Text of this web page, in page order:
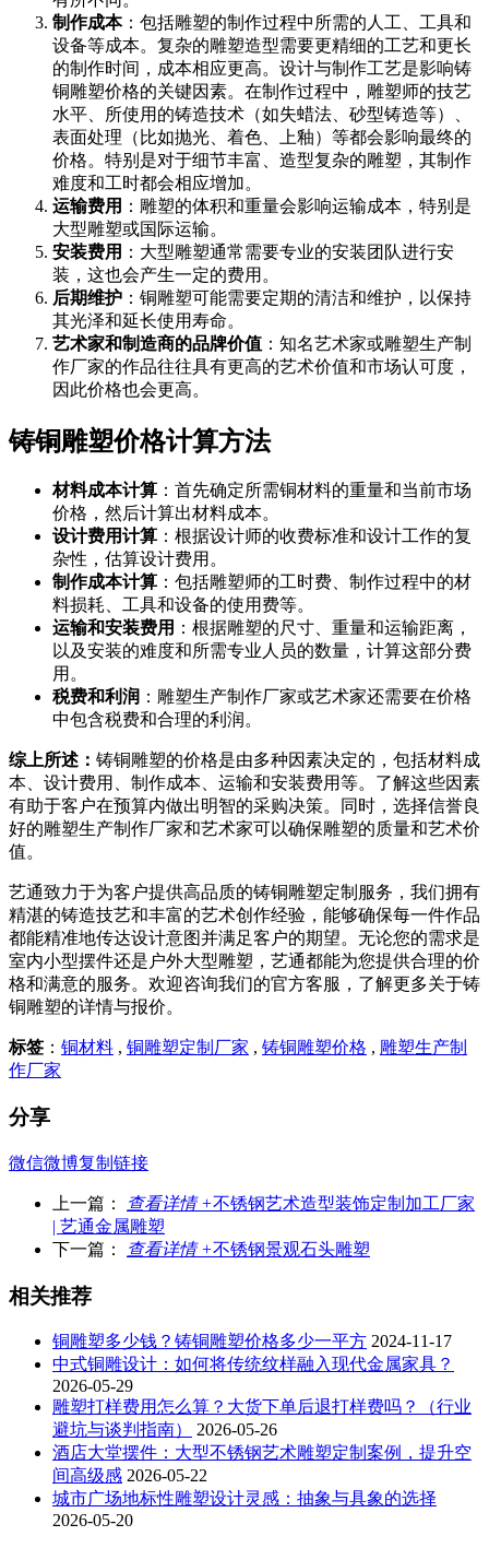
制作成本：包括雕塑的制作过程中所需的人工、工具和
设备等成本。复杂的雕塑造型需要更精细的工艺和更长
的制作时间，成本相应更高。设计与制作工艺是影响铸
铜雕塑价格的关键因素。在制作过程中，雕塑师的技艺
水平、所使用的铸造技术（如失蜡法、砂型铸造等）、
表面处理（比如抛光、着色、上釉）等都会影响最终的
价格。特别是对于细节丰富、造型复杂的雕塑，其制作
难度和工时都会相应增加。
运输费用 ：雕塑的体积和重量会影响运输成本，特别是
大型雕塑或国际运输。
安装费用 ：大型雕塑通常需要专业的安装团队进行安
装，这也会产生一定的费用。
后期维护 ：铜雕塑可能需要定期的清洁和维护，以保持
其光泽和延长使用寿命。
艺术家和制造商的品牌价值 ：知名艺术家或雕塑生产制
作厂家的作品往往具有更高的艺术价值和市场认可度，
因此价格也会更高。
铸铜雕塑价格计算方法
材料成本计算 ：首先确定所需铜材料的重量和当前市场
价格，然后计算出材料成本。
设计费用计算 ：根据设计师的收费标准和设计工作的复
杂性，估算设计费用。
制作成本计算 ：包括雕塑师的工时费、制作过程中的材
料损耗、工具和设备的使用费等。
运输和安装费用 ：根据雕塑的尺寸、重量和运输距离，
以及安装的难度和所需专业人员的数量，计算这部分费
用。
税费和利润 ：雕塑生产制作厂家或艺术家还需要在价格
中包含税费和合理的利润。
综上所述： 铸铜雕塑的价格是由多种因素决定的，包括材料成
本、设计费用、制作成本、运输和安装费用等。了解这些因素
有助于客户在预算内做出明智的采购决策。同时，选择信誉良
好的雕塑生产制作厂家和艺术家可以确保雕塑的质量和艺术价
值。
艺通致力于为客户提供高品质的铸铜雕塑定制服务，我们拥有
精湛的铸造技艺和丰富的艺术创作经验，能够确保每一件作品
都能精准地传达设计意图并满足客户的期望。无论您的需求是
室内小型摆件还是户外大型雕塑，艺通都能为您提供合理的价
格和满意的服务。欢迎咨询我们的官方客服，了解更多关于铸
铜雕塑的详情与报价。
标签 ： 铜材料 , 铜雕塑定制厂家 , 铸铜雕塑价格 , 雕塑生产制
作厂家
分享
微信微博复制链接
上一篇： 查看详情 +不锈钢艺术造型装饰定制加工厂家
| 艺通金属雕塑
下一篇：
查看详情 +不锈钢景观石头雕塑
相关推荐
铜雕塑多少钱？铸铜雕塑价格多少一平方 2024-11-17
中式铜雕设计：如何将传统纹样融入现代金属家具？
2026-05-29
雕塑打样费用怎么算？大货下单后退打样费吗？（行业
避坑与谈判指南）
2026-05-26
酒店大堂摆件：大型不锈钢艺术雕塑定制案例，提升空
间高级感 2026-05-22
城市广场地标性雕塑设计灵感：抽象与具象的选择
2026-05-20